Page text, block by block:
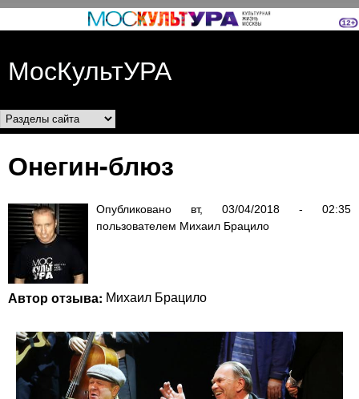
Перейти к основному
МосКультУРА
Разделы сайта
Онегин-блюз
Опубликовано вт, 03/04/2018 - 02:35
пользователем Михаил Брацило
Автор отзыва: Михаил Брацило